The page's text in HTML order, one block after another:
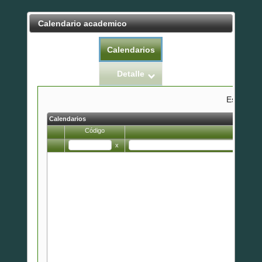
Calendario academico
Calendarios
Detalle
Estado:
Calendarios
Código
x